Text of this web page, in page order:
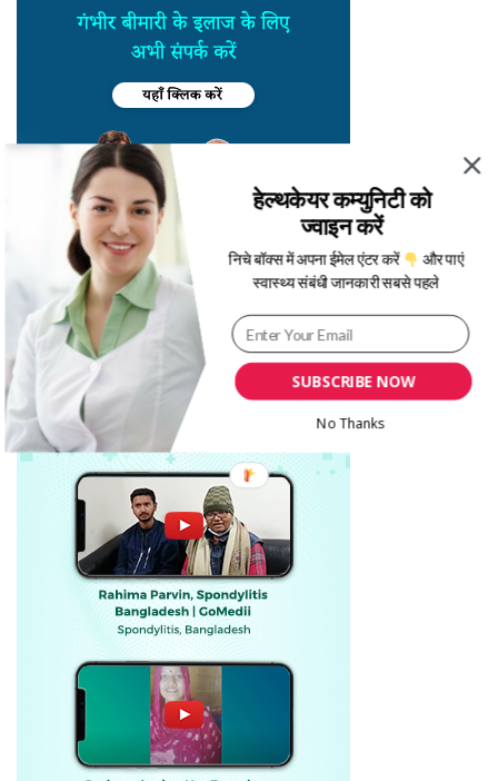
SUBSCRIBE NOW
हेल्थकेयर कम्युनिटी को
ज्वाइन करें
निचे बॉक्स में अपना ईमेल एंटर करें और पाएं
स्वास्थ्य संबंधी जानकारी सबसे पहले
No Thanks